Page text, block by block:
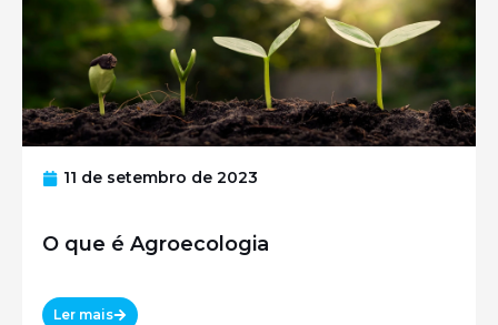
11 de setembro de 2023
O que é Agroecologia
Ler mais